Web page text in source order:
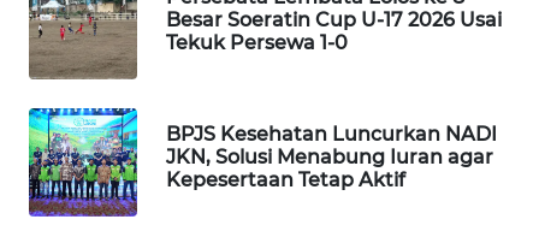
Besar Soeratin Cup U-17 2026 Usai
Tekuk Persewa 1-0
BPJS Kesehatan Luncurkan NADI
JKN, Solusi Menabung Iuran agar
Kepesertaan Tetap Aktif
PLN
WATCH
MKLI
LPKKI